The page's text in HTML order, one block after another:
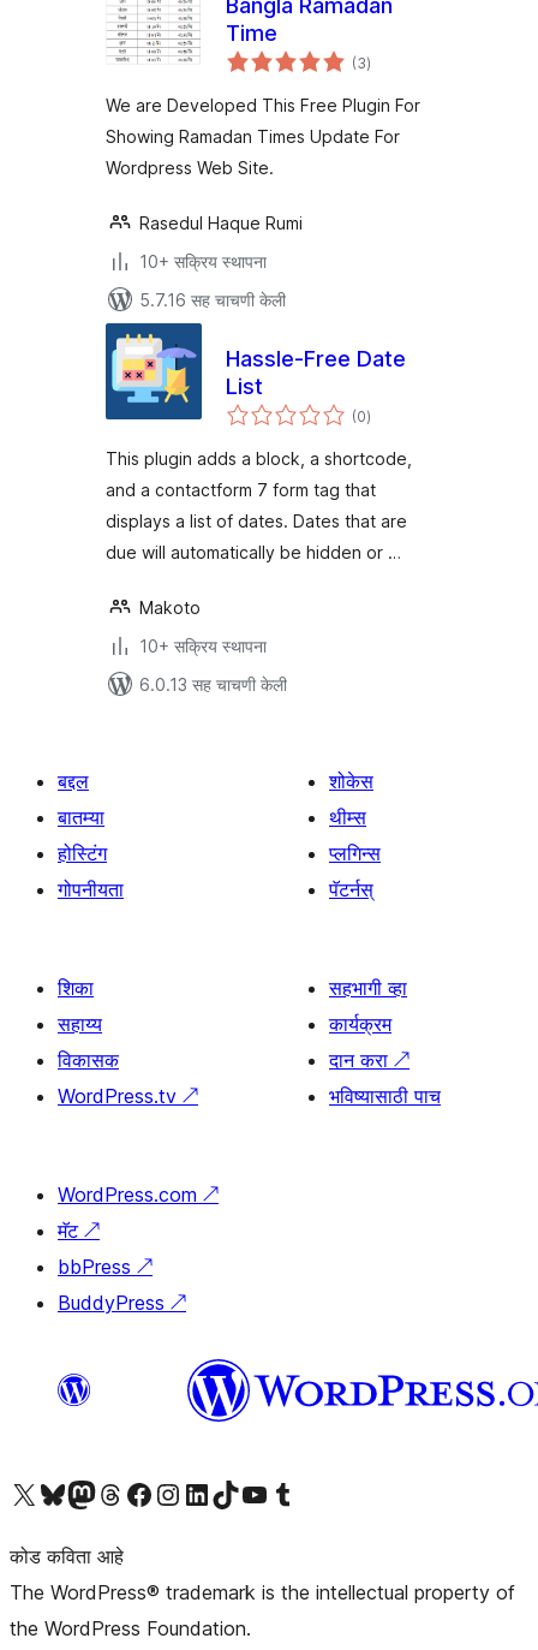
Bangla Ramadan
Time
(3एकूण
मूल्यांकन
)
We are Developed This Free Plugin For
Showing Ramadan Times Update For
Wordpress Web Site.
Rasedul Haque Rumi
10+ सक्रिय स्थापना
5.7.16 सह चाचणी केली
Hassle-Free Date
List
(0एकूण
मूल्यांकन
)
This plugin adds a block, a shortcode,
and a contactform 7 form tag that
displays a list of dates. Dates that are
due will automatically be hidden or …
Makoto
10+ सक्रिय स्थापना
6.0.13 सह चाचणी केली
बद्दल
बातम्या
होस्टिंग
गोपनीयता
शोकेस
थीम्स
प्लगिन्स
पॅटर्नस्
शिका
सहाय्य
विकासक
WordPress.tv ↗
सहभागी व्हा
कार्यक्रम
दान करा ↗
भविष्यासाठी पाच
WordPress.com ↗
मॅट ↗
bbPress ↗
BuddyPress ↗
आमच्या X (एक्स) (पूर्वीचे ट्विटर) खात्याला भेट द्या आमच्या ब्लूस्की खात्याला भेट द्या.आमच्या Mastodon खात्याला भेट द्या.आमच्या थ्रेड्स खात्याला भेट द्या. आमच्या फेसबुक पेजला भेट द्या आमच्या इंस्टाग्राम खात्याला भेट द्या आमच्या लिंक्डइन खात्याला भेट द्या आमच्या टिकटॉक अकाउंटला भेट द्या.आमच्या यूट्यूब चॅनेलला भेट द्या आमच्या टंबलर खात्याला भेट द्या.
कोड कविता आहे
The WordPress® trademark is the intellectual property of
the WordPress Foundation.